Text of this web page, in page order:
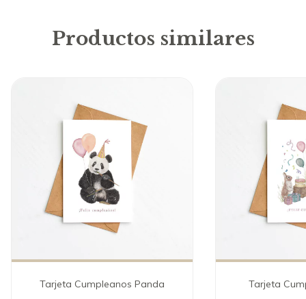
Productos similares
Tarjeta Cumpleanos Panda Tarjeta